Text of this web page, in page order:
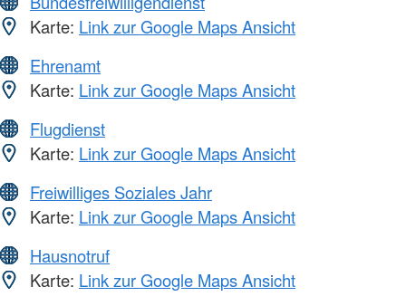
Karte: Link zur Google Maps Ansicht
Ehrenamt
Karte: Link zur Google Maps Ansicht
Flugdienst
Karte: Link zur Google Maps Ansicht
Freiwilliges Soziales Jahr
Karte: Link zur Google Maps Ansicht
Hausnotruf
Karte: Link zur Google Maps Ansicht